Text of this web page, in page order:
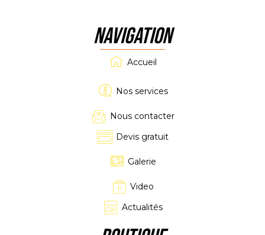
NAVIGATION
Accueil
Nos services
Nous contacter
Devis gratuit
Galerie
Video
Actualités